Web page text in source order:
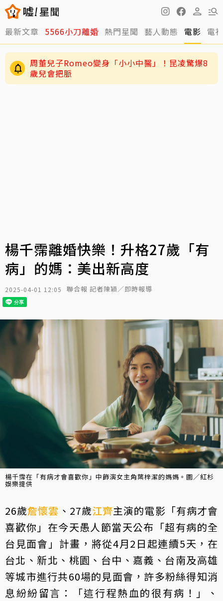
最新文章 5566小刀離婚 熱門星聞 藝人動態 電影 電
周董兒子Romeo變身「小小中醫」！昆凌驚爆8
歲兒會把脈
楊千霈離婚快樂！升格27歲「有
病」的媽：美出新高度
2025-04-01 12:05 聯合報 記者陳穎／即時報導
楊千霈在「有病才會喜歡你」中飾演女主角葉梓潔的媽媽。圖／紅杉
娛樂提供
26歲詹懷雲 、27歲江齊主演的電影「有病才會
喜歡你」在今天愚人節當天公布「超有病的全
台見面會」計畫，將從4月2日起連續5天，在
台北、新北、桃園、台中、嘉義、台南及高雄
等城市進行共60場的見面會，許多粉絲得知消
息紛紛留言：「這行程熱血的很有病！」、